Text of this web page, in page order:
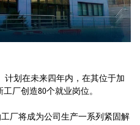
计划在未来四年内，在其位于加
厂创造80个就业岗位。
厂将成为公司生产一系列紧固解